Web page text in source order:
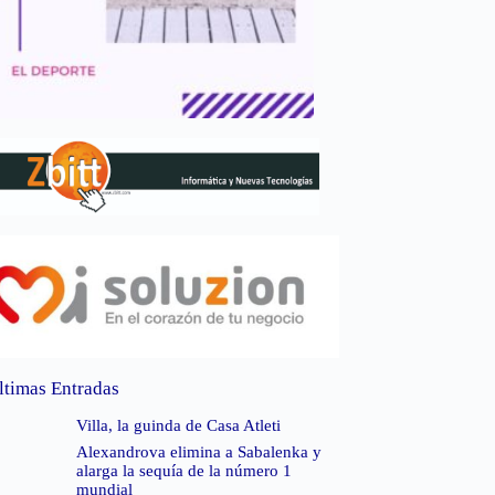
Entradas
Villa, la guinda de Casa Atleti
Alexandrova elimina a Sabalenka y
alarga la sequía de la número 1
mundial